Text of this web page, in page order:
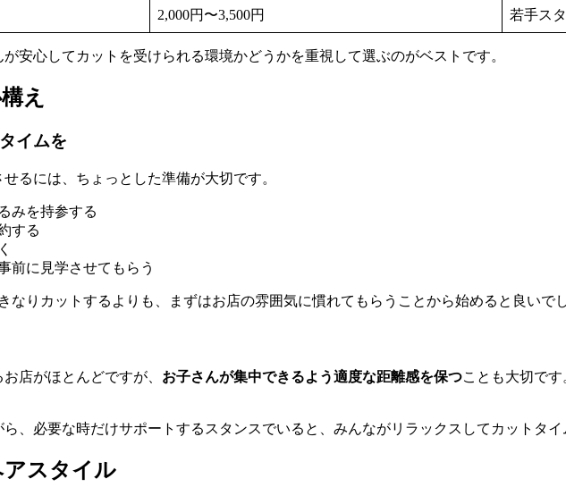
2,000円〜3,500円 若手ス
安心してカットを受けられる環境かどうかを重視して選ぶのがベストです。
え
イムを
るには、ちょっとした準備が大切です。
みを持参する
する
前に見学させてもらう
なりカットするよりも、まずはお店の雰囲気に慣れてもらうことから始めると良いでし
店がほとんどですが、 お子さんが集中できるよう適度な距離感を保つことも大切で
、必要な時だけサポートするスタンスでいると、みんながリラックスしてカットタイ
スタイル